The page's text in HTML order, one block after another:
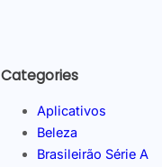
Categories
Aplicativos
Beleza
Brasileirão Série A